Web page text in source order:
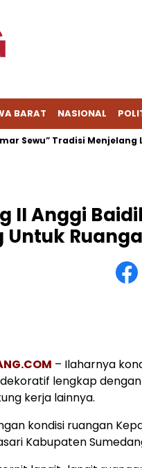
BARAT NASIONAL
Tradisi Menjelang
II Anggi
Untuk
– Ilaharnya
lengkap
kerja lainnya.
kondisi ruangan
Kabupaten